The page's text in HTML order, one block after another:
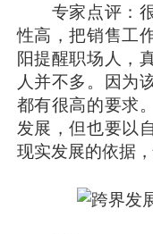
专家点评：很
性高，把销售工
阳提醒职场人，
人并不多。因为
都有很高的要求
发展，但也要以
现实发展的依据